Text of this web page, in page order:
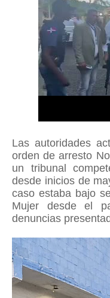
Las autoridades
orden de arresto
un tribunal
desde inicios de
caso estaba bajo
Mujer desde el
denuncias